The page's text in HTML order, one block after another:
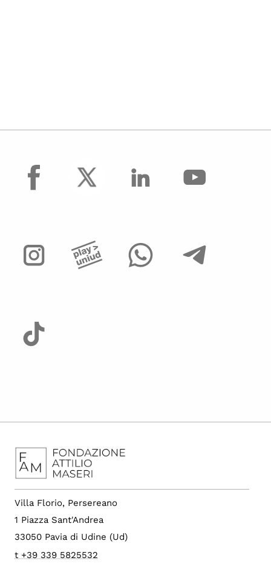
facebook
Villa Florio, Persereano
1 Piazza Sant'Andrea
33050 Pavia di Udine (Ud)
t +39 339 5825532